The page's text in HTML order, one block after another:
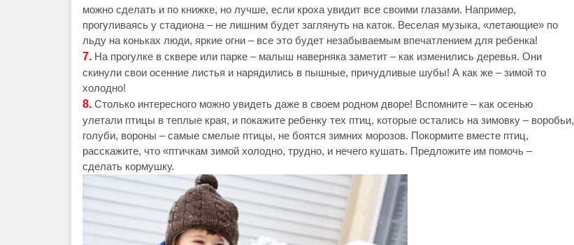
можно сделать и по книжке, но лучше, если кроха увидит все своими глазами. Например,
прогуливаясь у стадиона – не лишним будет заглянуть на каток. Веселая музыка, «летающие» по
льду на коньках люди, яркие огни – все это будет незабываемым впечатлением для ребенка!
7. На прогулке в сквере или парке – малыш наверняка заметит – как изменились деревья. Они
скинули свои осенние листья и нарядились в пышные, причудливые шубы! А как же – зимой то
холодно!
8. Столько интересного можно увидеть даже в своем родном дворе! Вспомните – как осенью
улетали птицы в теплые края, и покажите ребенку тех птиц, которые остались на зимовку – воробьи,
голуби, вороны – самые смелые птицы, не боятся зимних морозов. Покормите вместе птиц,
расскажите, что «птичкам зимой холодно, трудно, и нечего кушать. Предложите им помочь –
сделать кормушку.